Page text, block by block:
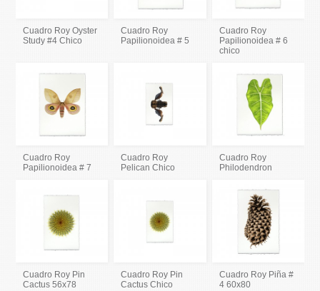
Cuadro Roy Oyster
Study #4 Chico
Cuadro Roy
Papilionoidea # 5
Cuadro Roy
Papilionoidea # 6
chico
Cuadro Roy
Papilionoidea # 7
Cuadro Roy
Pelican Chico
Cuadro Roy
Philodendron
Cuadro Roy Pin
Cactus 56x78
Cuadro Roy Pin
Cactus Chico
Cuadro Roy Piña #
4 60x80